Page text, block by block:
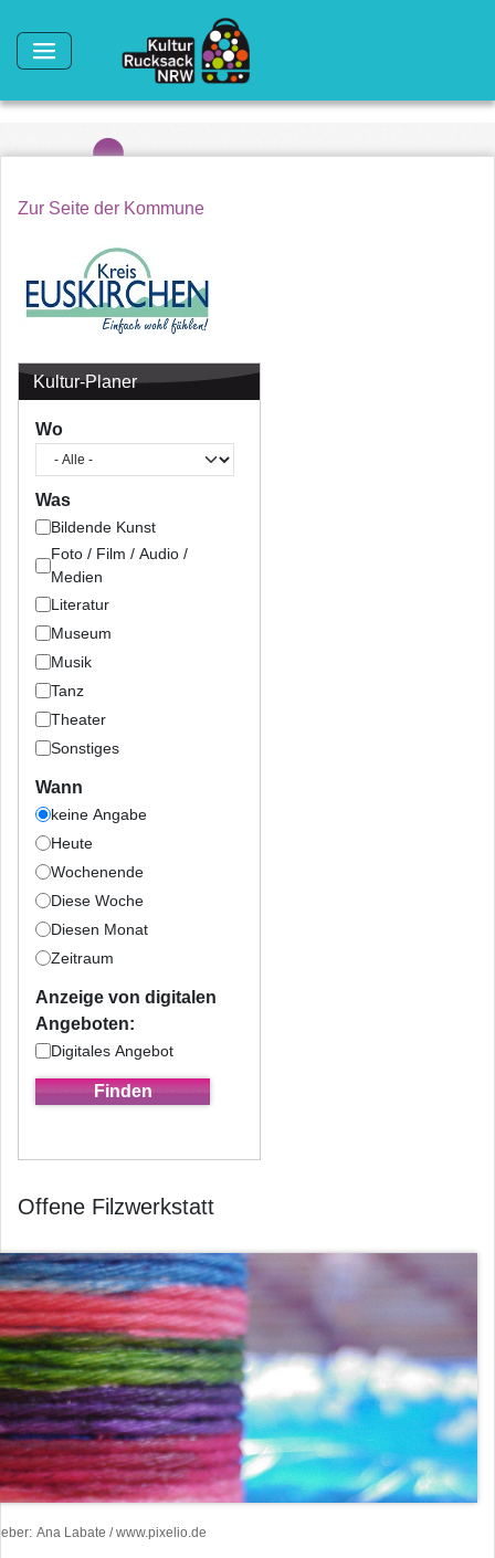
Zur Seite der Kommune
Kultur-Planer
Wo
Was
Bildende Kunst
Foto / Film / Audio /
Medien
Literatur
Museum
Musik
Tanz
Theater
Sonstiges
Wann
keine Angabe
Heute
Wochenende
Diese Woche
Diesen Monat
Zeitraum
Anzeige von digitalen
Angeboten:
Digitales Angebot
Offene Filzwerkstatt
Ana Labate / www.pixelio.de